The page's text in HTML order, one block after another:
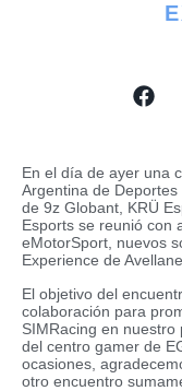
En el día de ayer una
Argentina de
de 9z Globant, KRÜ
Esports se reunió con
eMotorSport, nuevos
Experience de
El objetivo del
colaboración para
SIMRacing en
del centro gamer de
ocasiones,
otro encuentro